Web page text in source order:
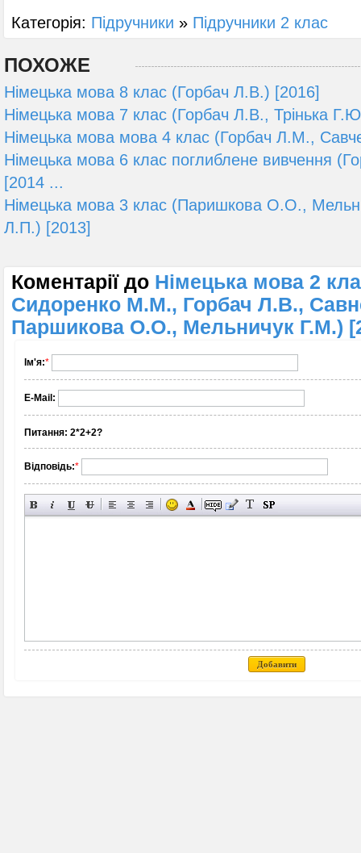
Категорія: Підручники » Підручники 2 клас
ПОХОЖЕ
Німецька мова 8 клас (Горбач Л.В.) [2016]
Німецька мова 7 клас (Горбач Л.В., Трінька
Німецька мова мова 4 клас (Горбач Л.М.,
Німецька мова 6 клас поглиблене вивчення
[2014 ...
Німецька мова 3 клас (Паришкова О.О.,
Л.П.) [2013]
Коментарії до Німецька мова 2
Сидоренко M.М., Горбач Л.В.,
Паршикова О.О., Мельничук Г.М.)
Ім'я:*
E-Mail:
Питання: 2*2+2?
Відповідь:*
Добавити